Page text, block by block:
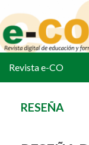
Revista e-CO
RESEÑA